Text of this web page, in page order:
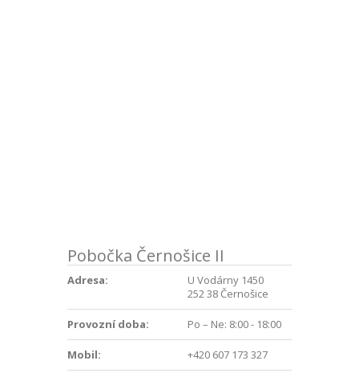
Pobočka Černošice II
Adresa:
U Vodárny 1450
252 38 Černošice
Provozní doba: Po – Ne: 8:00 - 18:00
Mobil: +420 607 173 327